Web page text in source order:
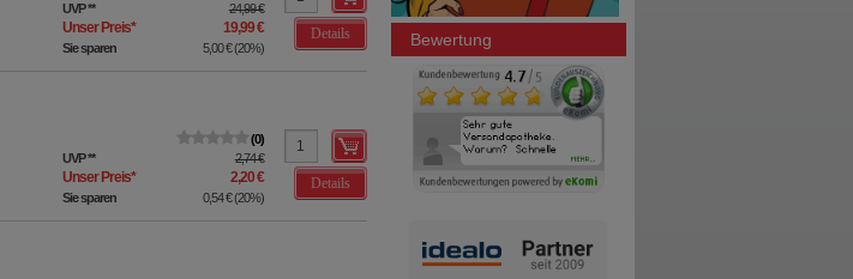
UVP** 24,99 €
Unser Preis* 19,99 €
Sie sparen 5,00 €(20%)
Details
0
UVP** 2,74 €
Unser Preis* 2,20 €
Sie sparen 0,54 €(20%)
Details
Bewertung